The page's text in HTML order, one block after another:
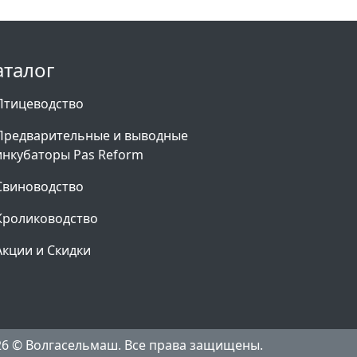
и выводные
Pas Reform
и Скидки
© Волгасельмаш. Все права защищены.